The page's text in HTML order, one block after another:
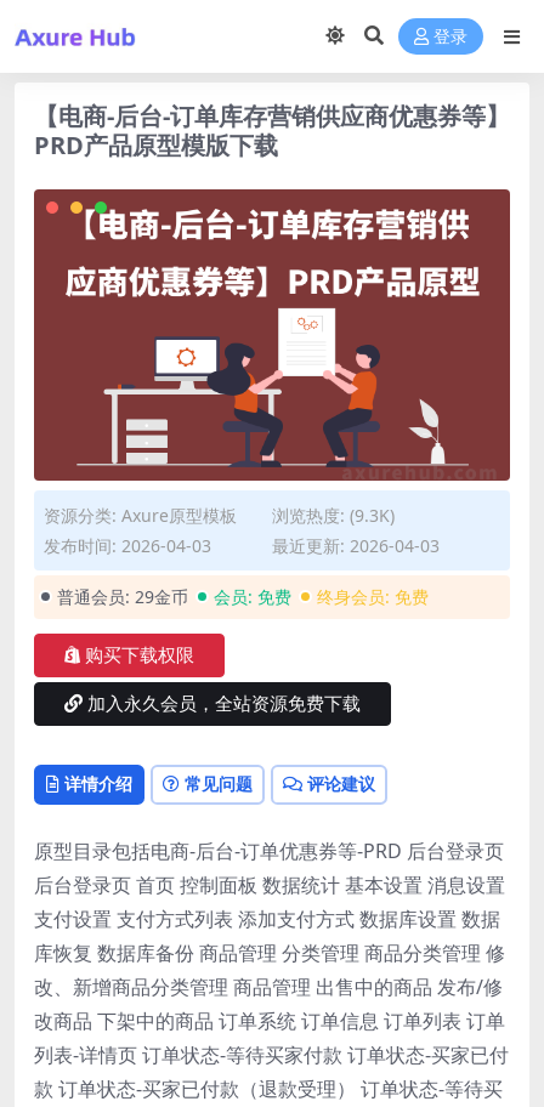
登录
【电商-后台-订单库存营销供应商优惠券等】
PRD产品原型模版下载
资源分类: Axure原型模板
浏览热度: (9.3K)
发布时间: 2026-04-03
最近更新: 2026-04-03
普通会员: 29金币 会员: 免费 终身会员: 免费
购买下载权限
加入永久会员，全站资源免费下载
详情介绍 常见问题 评论建议
原型目录包括电商-后台-订单优惠券等-PRD 后台登录页
后台登录页 首页 控制面板 数据统计 基本设置 消息设置
支付设置 支付方式列表 添加支付方式 数据库设置 数据
库恢复 数据库备份 商品管理 分类管理 商品分类管理 修
改、新增商品分类管理 商品管理 出售中的商品 发布/修
改商品 下架中的商品 订单系统 订单信息 订单列表 订单
列表-详情页 订单状态-等待买家付款 订单状态-买家已付
款 订单状态-买家已付款（退款受理） 订单状态-等待买